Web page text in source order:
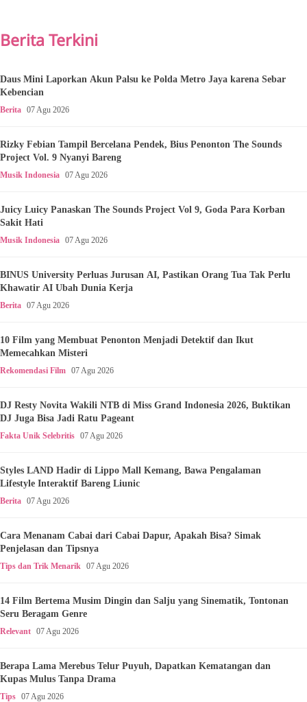
Berita Terkini
Daus Mini Laporkan Akun Palsu ke Polda Metro Jaya karena Sebar
Kebencian
Berita 07 Agu 2026
Rizky Febian Tampil Bercelana Pendek, Bius Penonton The Sounds
Project Vol. 9 Nyanyi Bareng
Musik Indonesia 07 Agu 2026
Juicy Luicy Panaskan The Sounds Project Vol 9, Goda Para Korban
Sakit Hati
Musik Indonesia 07 Agu 2026
BINUS University Perluas Jurusan AI, Pastikan Orang Tua Tak Perlu
Khawatir AI Ubah Dunia Kerja
Berita 07 Agu 2026
10 Film yang Membuat Penonton Menjadi Detektif dan Ikut
Memecahkan Misteri
Rekomendasi Film 07 Agu 2026
DJ Resty Novita Wakili NTB di Miss Grand Indonesia 2026, Buktikan
DJ Juga Bisa Jadi Ratu Pageant
Fakta Unik Selebritis 07 Agu 2026
Styles LAND Hadir di Lippo Mall Kemang, Bawa Pengalaman
Lifestyle Interaktif Bareng Liunic
Berita 07 Agu 2026
Cara Menanam Cabai dari Cabai Dapur, Apakah Bisa? Simak
Penjelasan dan Tipsnya
Tips dan Trik Menarik 07 Agu 2026
14 Film Bertema Musim Dingin dan Salju yang Sinematik, Tontonan
Seru Beragam Genre
Relevant 07 Agu 2026
Berapa Lama Merebus Telur Puyuh, Dapatkan Kematangan dan
Kupas Mulus Tanpa Drama
Tips 07 Agu 2026